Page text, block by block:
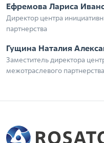
Ефремова Лариса
Директор центра
партнерства
Гущина Наталия
Заместитель директора
межотраслевого партнерства